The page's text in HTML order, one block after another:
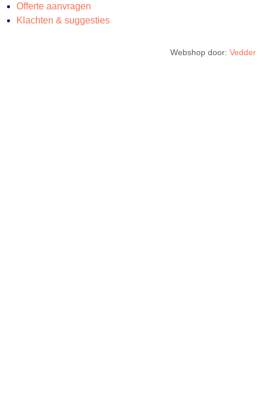
Offerte aanvragen
Klachten & suggesties
Webshop door: Vedder